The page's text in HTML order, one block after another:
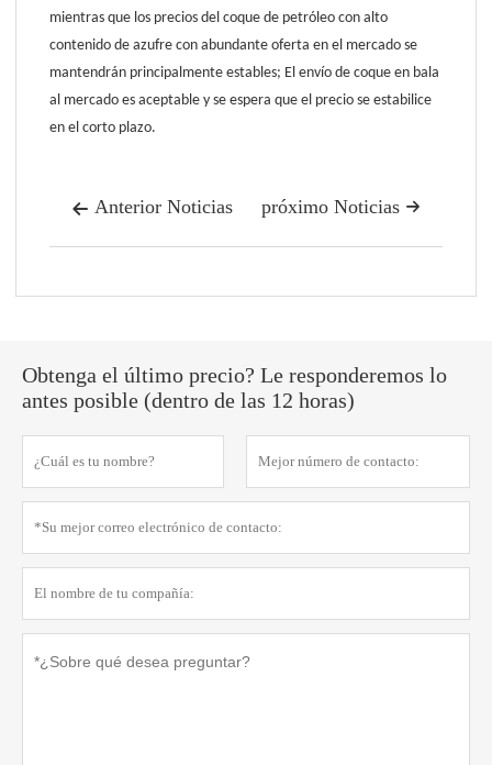
mientras que los precios del coque de petróleo con alto
contenido de azufre con abundante oferta en el mercado se
mantendrán principalmente estables; El envío de coque en bala
al mercado es aceptable y se espera que el precio se estabilice
en el corto plazo.
 Anterior Noticias 
próximo Noticias
Obtenga el último precio? Le responderemos lo
antes posible (dentro de las 12 horas)